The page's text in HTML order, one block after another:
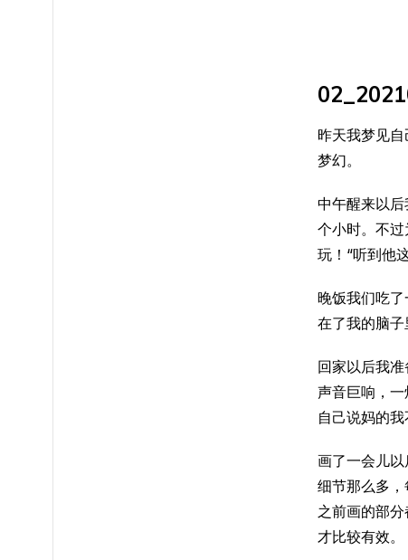
昨天我梦见
梦幻。
中午醒来以
个小时。不
玩！“听到他
晚饭我们吃
在了我的脑子
回家以后我
声音巨响，
自己说妈的
画了一会儿
细节那么多
之前画的部
才比较有效。